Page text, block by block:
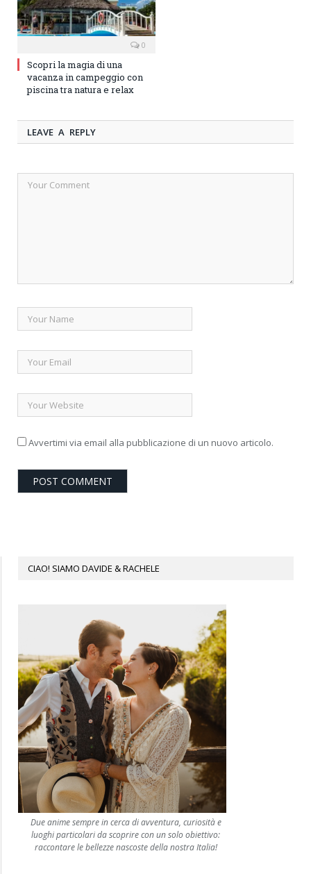
0
Scopri la magia di una
vacanza in campeggio con
piscina tra natura e relax
LEAVE A REPLY
Avvertimi via email alla pubblicazione di un nuovo articolo.
CIAO! SIAMO DAVIDE & RACHELE
Due anime sempre in cerca di avventura, curiosità e
luoghi particolari da scoprire con un solo obiettivo:
raccontare le bellezze nascoste della nostra Italia!